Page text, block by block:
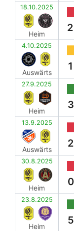
18.10.2025
Heim
4.10.2025
Auswärts
27.9.2025
Heim
13.9.2025
Auswärts
30.8.2025
Heim
23.8.2025
Heim